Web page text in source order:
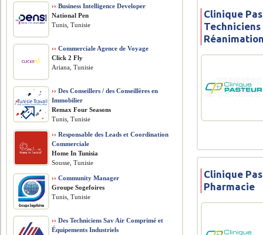
Clinique
Clinique
Pharmacie
›› Business Intelligence Developer
National Pen
Tunis, Tunisie
›› Commerciale Agence de Voyage
Click 2 Fly
Ariana, Tunisie
›› Des Conseillers / des Conseillères en
Immobilier
Remax Four Seasons
Tunis, Tunisie
›› Responsable des Leads et Coordination
Commerciale
Home In Tunisia
Sousse, Tunisie
›› Community Manager
Groupe Sogefoires
Tunis, Tunisie
›› Des Techniciens Sav Air Comprimé et
Équipements Industriels